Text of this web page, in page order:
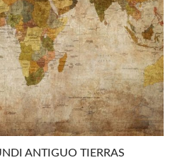
ANTIGUO TIERRAS